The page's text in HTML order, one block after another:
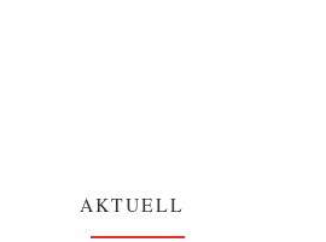
AKTUELL